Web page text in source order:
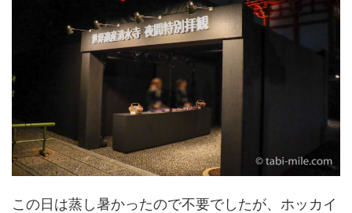
この日は蒸し暑かったので不要でしたが、ホッカイ